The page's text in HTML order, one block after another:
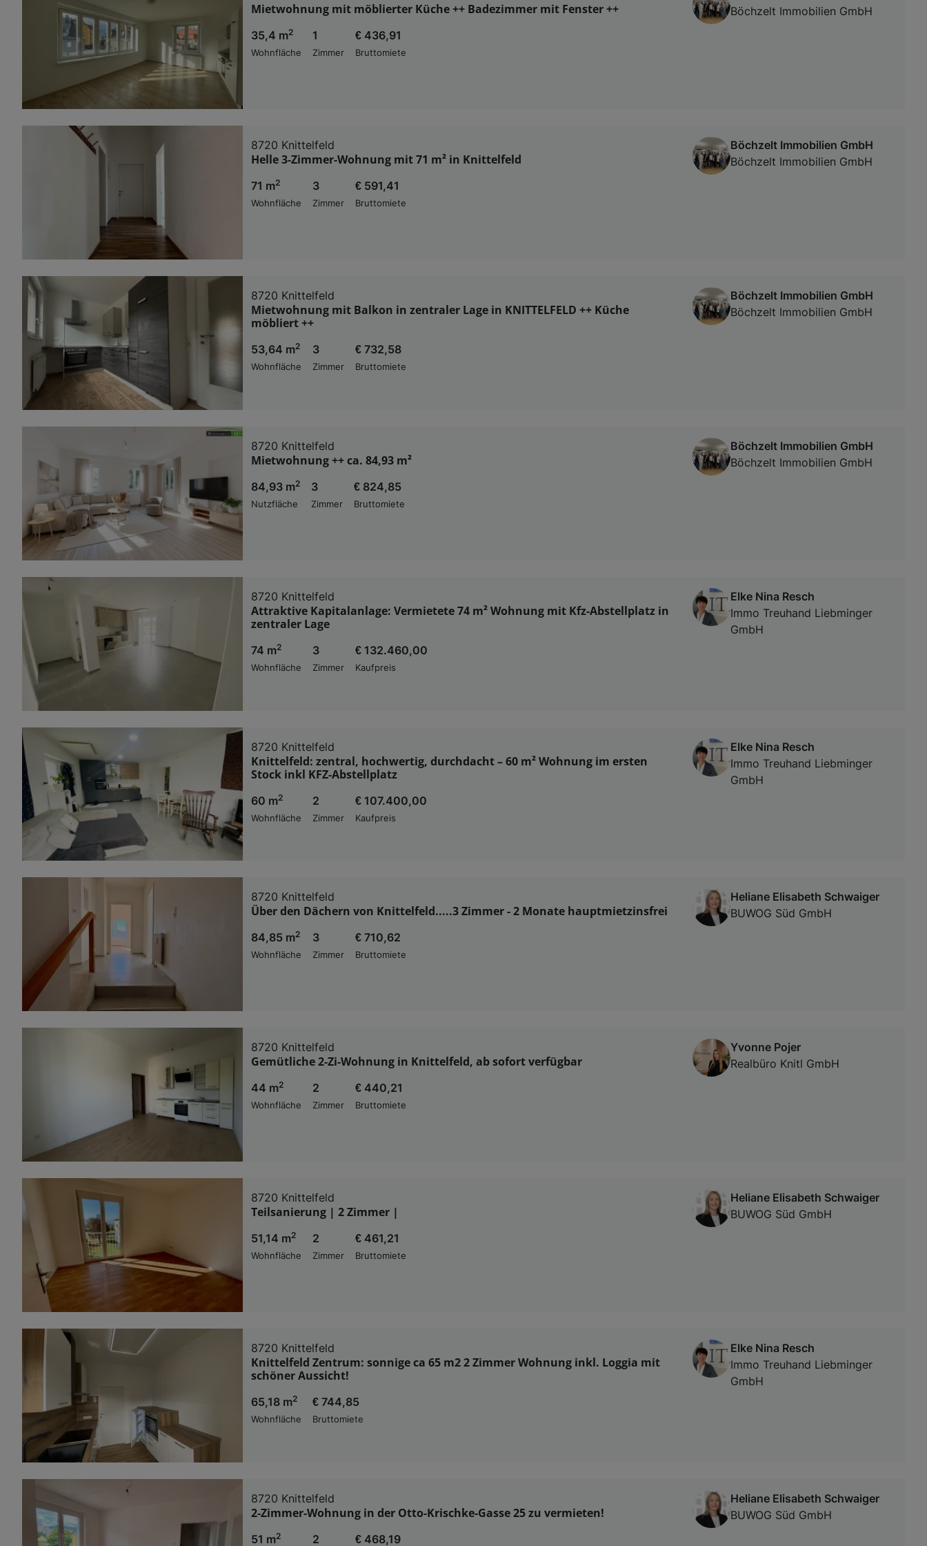
Mietwohnung mit möblierter Küche ++ Badezimmer mit Fenster ++
35,4 m2
Wohnfläche
1
Zimmer
€ 436,91
Bruttomiete
Böchzelt Immobilien GmbH
8720 Knittelfeld
Helle 3-Zimmer-Wohnung mit 71 m² in Knittelfeld
71 m2
Wohnfläche
3
Zimmer
€ 591,41
Bruttomiete
Böchzelt Immobilien GmbH
Böchzelt Immobilien GmbH
8720 Knittelfeld
Mietwohnung mit Balkon in zentraler Lage in KNITTELFELD ++ Küche
möbliert ++
53,64 m2
Wohnfläche
3
Zimmer
€ 732,58
Bruttomiete
Böchzelt Immobilien GmbH
Böchzelt Immobilien GmbH
8720 Knittelfeld
Mietwohnung ++ ca. 84,93 m²
84,93 m2
Nutzfläche
3
Zimmer
€ 824,85
Bruttomiete
Böchzelt Immobilien GmbH
Böchzelt Immobilien GmbH
8720 Knittelfeld
Attraktive Kapitalanlage: Vermietete 74 m² Wohnung mit Kfz-Abstellplatz in
zentraler Lage
74 m2
Wohnfläche
3
Zimmer
€ 132.460,00
Kaufpreis
Elke Nina Resch
Immo Treuhand Liebminger
GmbH
8720 Knittelfeld
Knittelfeld: zentral, hochwertig, durchdacht – 60 m² Wohnung im ersten
Stock inkl KFZ-Abstellplatz
60 m2
Wohnfläche
2
Zimmer
€ 107.400,00
Kaufpreis
Elke Nina Resch
Immo Treuhand Liebminger
GmbH
8720 Knittelfeld
Über den Dächern von Knittelfeld.....3 Zimmer - 2 Monate hauptmietzinsfrei
84,85 m2
Wohnfläche
3
Zimmer
€ 710,62
Bruttomiete
Heliane Elisabeth Schwaiger
BUWOG Süd GmbH
8720 Knittelfeld
Gemütliche 2-Zi-Wohnung in Knittelfeld, ab sofort verfügbar
44 m2
Wohnfläche
2
Zimmer
€ 440,21
Bruttomiete
Yvonne Pojer
Realbüro Knitl GmbH
8720 Knittelfeld
Teilsanierung | 2 Zimmer |
51,14 m2
Wohnfläche
2
Zimmer
€ 461,21
Bruttomiete
Heliane Elisabeth Schwaiger
BUWOG Süd GmbH
8720 Knittelfeld
Knittelfeld Zentrum: sonnige ca 65 m2 2 Zimmer Wohnung inkl. Loggia mit
schöner Aussicht!
65,18 m2
Wohnfläche
€ 744,85
Bruttomiete
Elke Nina Resch
Immo Treuhand Liebminger
GmbH
8720 Knittelfeld
2-Zimmer-Wohnung in der Otto-Krischke-Gasse 25 zu vermieten!
51 m2 2 € 468,19
Heliane Elisabeth Schwaiger
BUWOG Süd GmbH